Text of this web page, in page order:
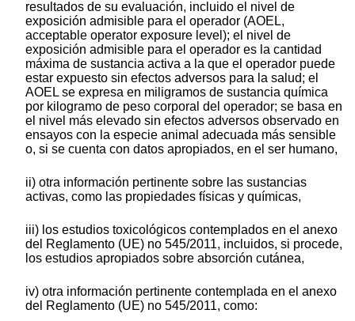
resultados de su evaluación, incluido el nivel de
exposición admisible para el operador (AOEL,
acceptable operator exposure level); el nivel de
exposición admisible para el operador es la cantidad
máxima de sustancia activa a la que el operador puede
estar expuesto sin efectos adversos para la salud; el
AOEL se expresa en miligramos de sustancia química
por kilogramo de peso corporal del operador; se basa en
el nivel más elevado sin efectos adversos observado en
ensayos con la especie animal adecuada más sensible
o, si se cuenta con datos apropiados, en el ser humano,
ii) otra información pertinente sobre las sustancias
activas, como las propiedades físicas y químicas,
iii) los estudios toxicológicos contemplados en el anexo
del Reglamento (UE) no 545/2011, incluidos, si procede,
los estudios apropiados sobre absorción cutánea,
iv) otra información pertinente contemplada en el anexo
del Reglamento (UE) no 545/2011, como: